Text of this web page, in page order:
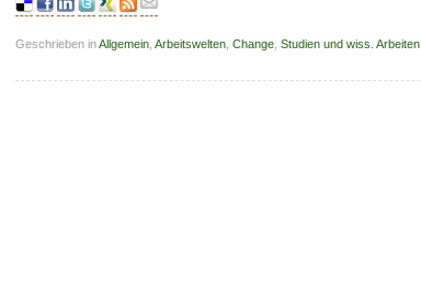
Geschrieben inAllgemein Arbeitswelten Change Studien und wiss. Arbeiten